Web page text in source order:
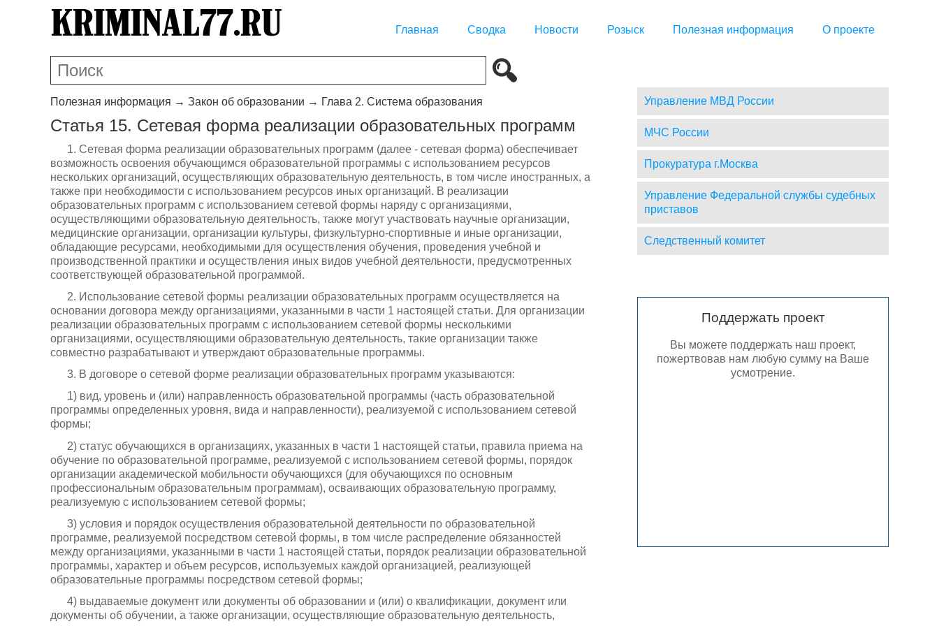
Главная Сводка Новости Розыск Полезная информация О проекте
Полезная информация → Закон об образовании → Глава 2. Система образования
Статья 15. Сетевая форма реализации образовательных программ
1. Сетевая форма реализации образовательных программ (далее - сетевая форма) обеспечивает
возможность освоения обучающимся образовательной программы с использованием ресурсов
нескольких организаций, осуществляющих образовательную деятельность, в том числе иностранных, а
также при необходимости с использованием ресурсов иных организаций. В реализации
образовательных программ с использованием сетевой формы наряду с организациями,
осуществляющими образовательную деятельность, также могут участвовать научные организации,
медицинские организации, организации культуры, физкультурно-спортивные и иные организации,
обладающие ресурсами, необходимыми для осуществления обучения, проведения учебной и
производственной практики и осуществления иных видов учебной деятельности, предусмотренных
соответствующей образовательной программой.
2. Использование сетевой формы реализации образовательных программ осуществляется на
основании договора между организациями, указанными в части 1 настоящей статьи. Для организации
реализации образовательных программ с использованием сетевой формы несколькими
организациями, осуществляющими образовательную деятельность, такие организации также
совместно разрабатывают и утверждают образовательные программы.
3. В договоре о сетевой форме реализации образовательных программ указываются:
1) вид, уровень и (или) направленность образовательной программы (часть образовательной
программы определенных уровня, вида и направленности), реализуемой с использованием сетевой
формы;
2) статус обучающихся в организациях, указанных в части 1 настоящей статьи, правила приема на
обучение по образовательной программе, реализуемой с использованием сетевой формы, порядок
организации академической мобильности обучающихся (для обучающихся по основным
профессиональным образовательным программам), осваивающих образовательную программу,
реализуемую с использованием сетевой формы;
3) условия и порядок осуществления образовательной деятельности по образовательной
программе, реализуемой посредством сетевой формы, в том числе распределение обязанностей
между организациями, указанными в части 1 настоящей статьи, порядок реализации образовательной
программы, характер и объем ресурсов, используемых каждой организацией, реализующей
образовательные программы посредством сетевой формы;
4) выдаваемые документ или документы об образовании и (или) о квалификации, документ или
документы об обучении, а также организации, осуществляющие образовательную деятельность,
Управление МВД России
МЧС России
Прокуратура г.Москва
Управление Федеральной службы судебных
приставов
Следственный комитет
Поддержать проект
Вы можете поддержать наш проект,
пожертвовав нам любую сумму на Ваше
усмотрение.